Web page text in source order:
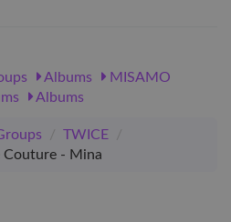
Albums
MISAMO
Albums
/ TWICE
/
Couture - Mina